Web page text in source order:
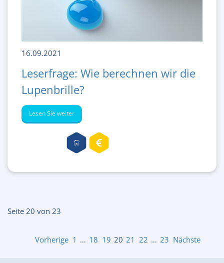
16.09.2021
Leserfrage: Wie berechnen wir die
Lupenbrille?
Lesen Sie weiter
Seite 20 von 23
Vorherige 1 … 18 19 20 21 22 … 23 Nächste